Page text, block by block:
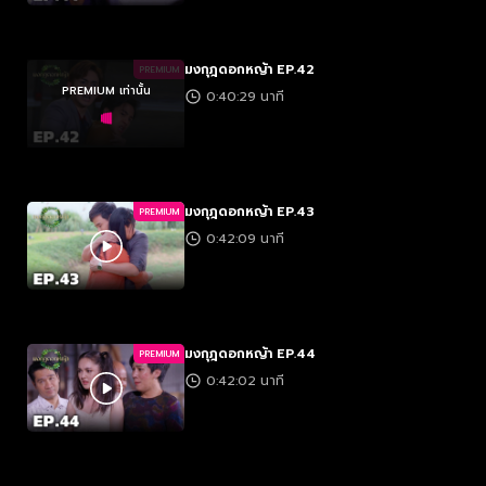
PREMIUM
PREMIUM เท่านั้น
มงกุฎดอกหญ้า EP.42
0:40:29 นาที
PREMIUM มงกุฎดอกหญ้า EP.43
0:42:09 นาที
PREMIUM มงกุฎดอกหญ้า EP.44
0:42:02 นาที